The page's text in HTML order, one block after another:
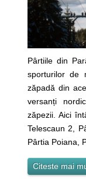
Pârtiile din
sporturilor de
zăpadă din
versanți
zăpezii. Aici
Telescaun 2,
Pârtia Poiana,
Citeste mai